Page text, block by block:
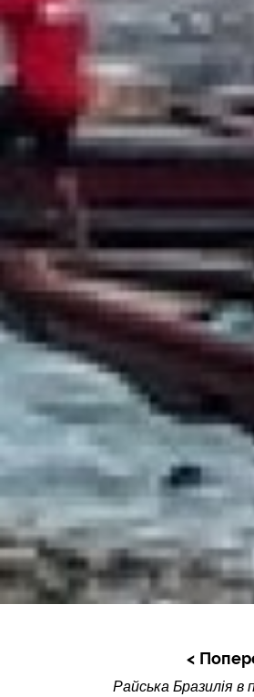
Райська Бразилія в